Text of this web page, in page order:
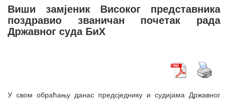
Виши замјеник Високог представника
поздравио званичан почетак рада
Државног суда БиХ
У свом обраћању данас предсједнику и судијама Државног